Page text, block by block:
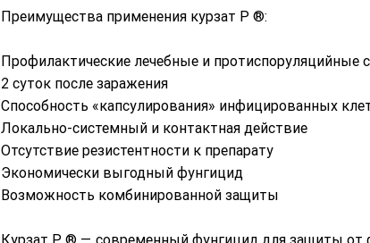
Преимущества применения курзат Р ®:
Профилактические лечебные и протиспоруляцийные
2 суток после заражения
Способность «капсулирования» инфицированных
Локально-системный и контактная действие
Отсутствие резистентности к препарату
Экономически выгодный фунгицид
Возможность комбинированной защиты